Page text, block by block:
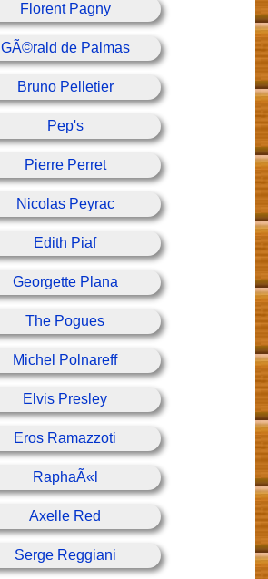
Florent Pagny
GÃ©rald de Palmas
Bruno Pelletier
Pep's
Pierre Perret
Nicolas Peyrac
Edith Piaf
Georgette Plana
The Pogues
Michel Polnareff
Elvis Presley
Eros Ramazzoti
RaphaÃ«l
Axelle Red
Serge Reggiani